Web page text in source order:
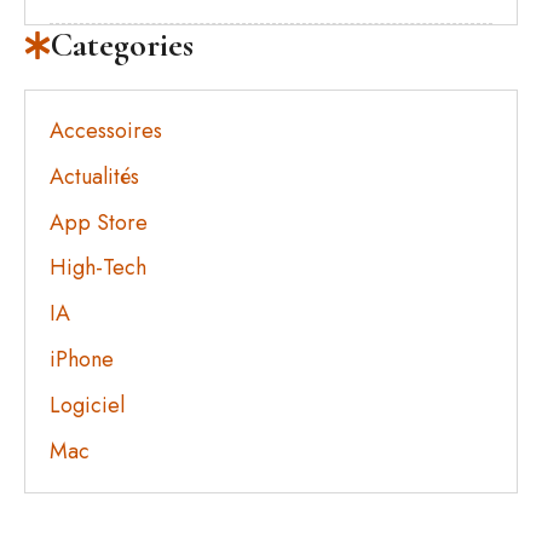
Categories
Accessoires
Actualités
App Store
High-Tech
IA
iPhone
Logiciel
Mac